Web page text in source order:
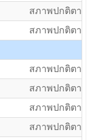
สภาพปกติตาม
สภาพปกติตาม
สภาพปกติตาม
สภาพปกติตาม
สภาพปกติตาม
สภาพปกติตาม